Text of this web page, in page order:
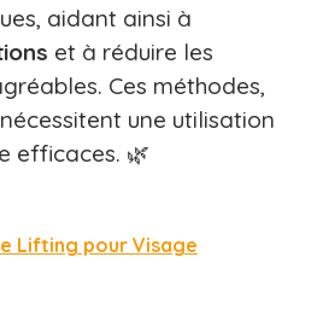
aidant ainsi à
et à réduire les
Ces méthodes,
une utilisation
efficaces. 🌿
Lifting pour Visage